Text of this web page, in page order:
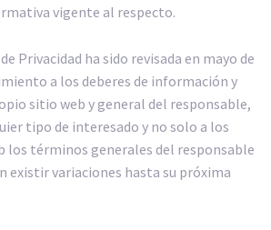
vigente al respecto.
Privacidad ha sido revisada en mayo de
a los deberes de información y
sitio web y general del responsable,
tipo de interesado y no solo a los
los términos generales del responsable
existir variaciones hasta su próxima